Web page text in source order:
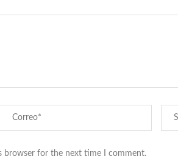
browser for the next time I comment.